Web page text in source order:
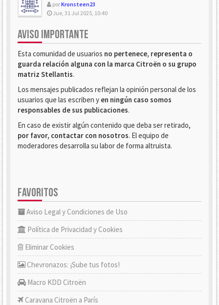
porKronsteen23
Jue, 31 Jul 2025, 10:40
AVISO IMPORTANTE
Esta comunidad de usuarios no pertenece, representa o
guarda relación alguna con la marca Citroën o su grupo
matriz Stellantis.
Los mensajes publicados reflejan la opinión personal de los
usuarios que las escriben y en ningún caso somos
responsables de sus publicaciones.
En caso de existir algún contenido que deba ser retirado,
por favor, contactar con nosotros. El equipo de
moderadores desarrolla su labor de forma altruista.
FAVORITOS
Aviso Legal y Condiciones de Uso
Política de Privacidad y Cookies
Eliminar Cookies
Chevronazos: ¡Sube tus fotos!
Macro KDD Citroën
Caravana Citroën a París